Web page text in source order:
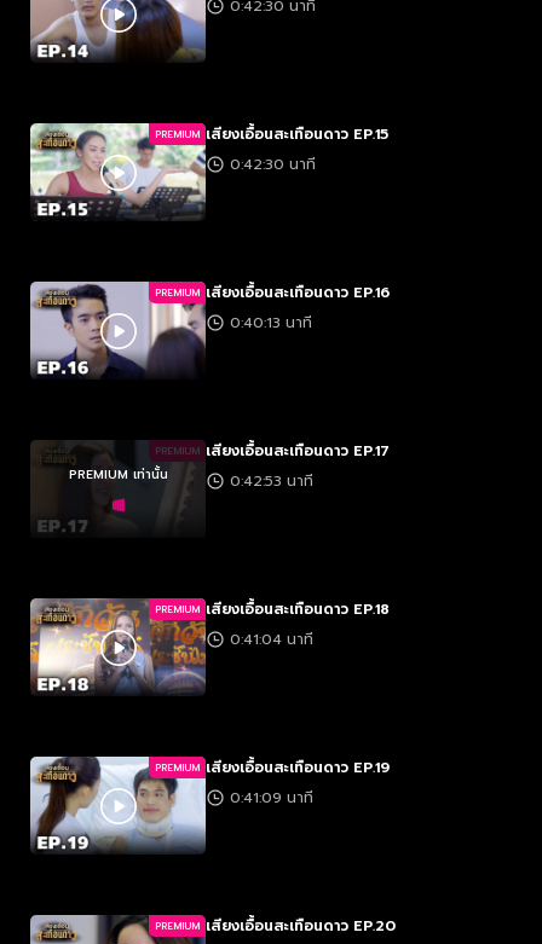
0:42:30 นาที
PREMIUM เสียงเอื้อนสะเทือนดาว EP.15
0:42:30 นาที
PREMIUM เสียงเอื้อนสะเทือนดาว EP.16
0:40:13 นาที
PREMIUM
PREMIUM เท่านั้น
เสียงเอื้อนสะเทือนดาว EP.17
0:42:53 นาที
PREMIUM เสียงเอื้อนสะเทือนดาว EP.18
0:41:04 นาที
PREMIUM เสียงเอื้อนสะเทือนดาว EP.19
0:41:09 นาที
PREMIUM เสียงเอื้อนสะเทือนดาว EP.20